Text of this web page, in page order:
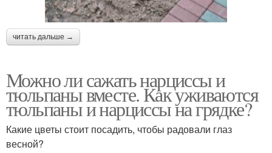
читать дальше →
Можно ли сажать нарциссы и
тюльпаны вместе. Как уживаются
тюльпаны и нарциссы на грядке?
Какие цветы стоит посадить, чтобы радовали глаз
весной?